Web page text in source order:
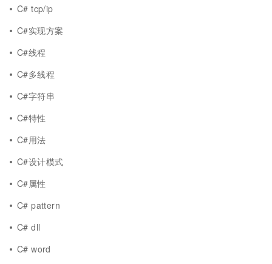
C# tcp/ip
C#实现方案
C#线程
C#多线程
C#字符串
C#特性
C#用法
C#设计模式
C#属性
C# pattern
C# dll
C# word